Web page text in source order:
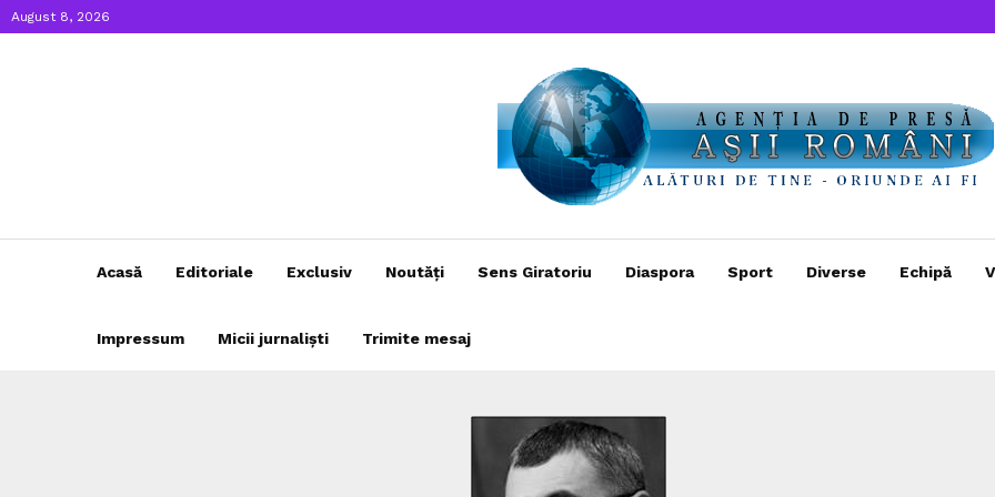
August 8, 2026
Acasă Editoriale Exclusiv Noutăți Sens Giratoriu Diaspora Sport Diverse Echipă
Impressum Micii jurnaliști Trimite mesaj